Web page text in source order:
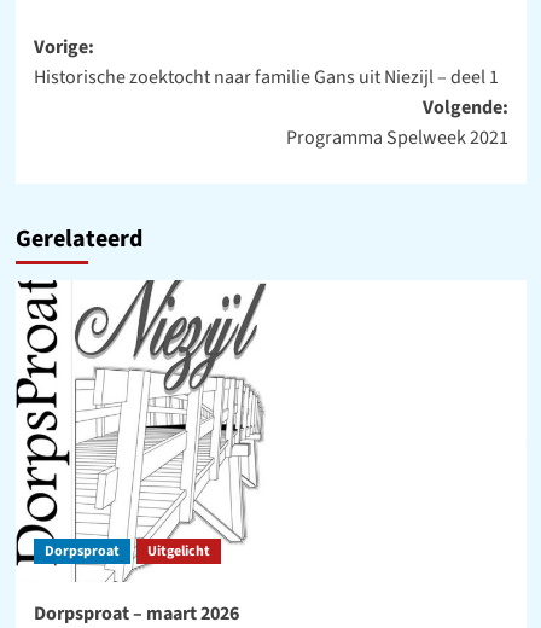
Bericht
navigatie
Vorige:
Historische zoektocht naar familie Gans uit Niezijl – deel 1
Volgende:
Programma Spelweek 2021
Gerelateerd
Dorpsproat Uitgelicht
Dorpsproat – maart 2026